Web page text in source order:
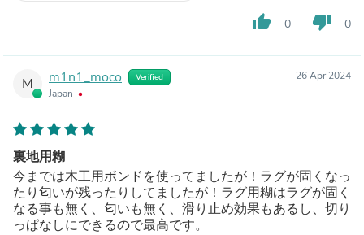
thumb_up 0 thumb_down 0
M m1n1_moco Verified
Japan
26 Apr 2024
裏地用糊
今までは木工用ボンドを使ってましたが！ラグが固くなっ
たり匂いが残ったりしてましたが！ラグ用糊はラグが固く
なる事も無く、匂いも無く、滑り止め効果もあるし、切り
っぱなしにできるので最高です。